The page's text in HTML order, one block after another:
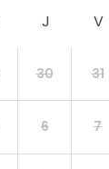
30 31
6 7